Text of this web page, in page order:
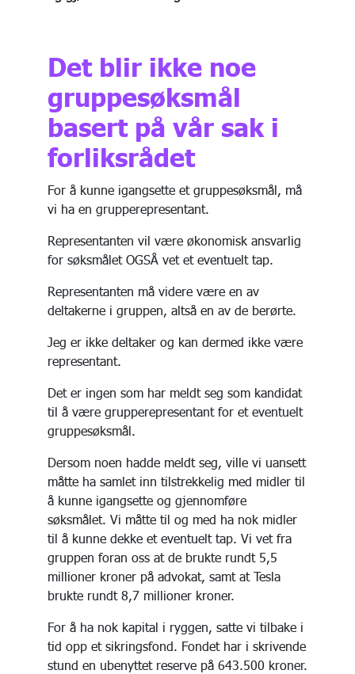
Det blir ikke noe
gruppesøksmål
basert på vår sak i
forliksrådet
For å kunne igangsette et gruppesøksmål, må
vi ha en grupperepresentant.
Representanten vil være økonomisk ansvarlig
for søksmålet OGSÅ vet et eventuelt tap.
Representanten må videre være en av
deltakerne i gruppen, altså en av de berørte.
Jeg er ikke deltaker og kan dermed ikke være
representant.
Det er ingen som har meldt seg som kandidat
til å være grupperepresentant for et eventuelt
gruppesøksmål.
Dersom noen hadde meldt seg, ville vi uansett
måtte ha samlet inn tilstrekkelig med midler til
å kunne igangsette og gjennomføre
søksmålet. Vi måtte til og med ha nok midler
til å kunne dekke et eventuelt tap. Vi vet fra
gruppen foran oss at de brukte rundt 5,5
millioner kroner på advokat, samt at Tesla
brukte rundt 8,7 millioner kroner.
For å ha nok kapital i ryggen, satte vi tilbake i
tid opp et sikringsfond. Fondet har i skrivende
stund en ubenyttet reserve på 643.500 kroner.